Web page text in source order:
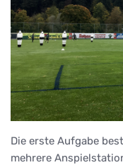
Die erste Aufgabe
mehrere